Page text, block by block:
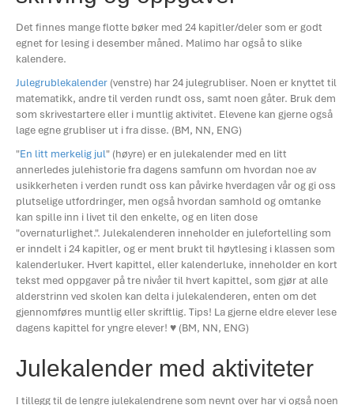
Det finnes mange flotte bøker med 24 kapitler/deler som er godt
egnet for lesing i desember måned. Malimo har også to slike
kalendere.
Julegrublekalender (venstre) har 24 julegrubliser. Noen er knyttet til
matematikk, andre til verden rundt oss, samt noen gåter. Bruk dem
som skrivestartere eller i muntlig aktivitet. Elevene kan gjerne også
lage egne grubliser ut i fra disse. (BM, NN, ENG)
"En litt merkelig jul" (høyre) er en julekalender med en litt
annerledes julehistorie fra dagens samfunn om hvordan noe av
usikkerheten i verden rundt oss kan påvirke hverdagen vår og gi oss
plutselige utfordringer, men også hvordan samhold og omtanke
kan spille inn i livet til den enkelte, og en liten dose
"overnaturlighet.". Julekalenderen inneholder en julefortelling som
er inndelt i 24 kapitler, og er ment brukt til høytlesing i klassen som
kalenderluker. Hvert kapittel, eller kalenderluke, inneholder en kort
tekst med oppgaver på tre nivåer til hvert kapittel, som gjør at alle
alderstrinn ved skolen kan delta i julekalenderen, enten om det
gjennomføres muntlig eller skriftlig. Tips! La gjerne eldre elever lese
dagens kapittel for yngre elever! ♥ (BM, NN, ENG)
Julekalender med aktiviteter
I tillegg til de lengre julekalendrene som nevnt over har vi også noen